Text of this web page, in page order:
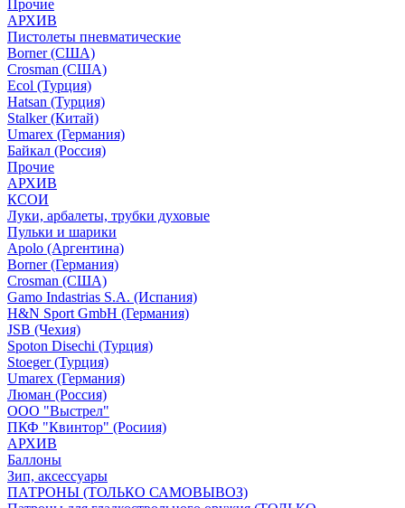
Прочие
АРХИВ
Пистолеты пневматические
Borner (США)
Crosman (США)
Ecol (Турция)
Hatsan (Турция)
Stalker (Китай)
Umarex (Германия)
Байкал (Россия)
Прочие
АРХИВ
КСОИ
Луки, арбалеты, трубки духовые
Пульки и шарики
Apolo (Аргентина)
Borner (Германия)
Crosman (США)
Gamo Indastrias S.A. (Испания)
H&N Sport GmbH (Германия)
JSB (Чехия)
Spoton Disechi (Турция)
Stoeger (Турция)
Umarex (Германия)
Люман (Россия)
ООО "Выстрел"
ПКФ "Квинтор" (Росиия)
АРХИВ
Баллоны
Зип, аксессуары
ПАТРОНЫ (ТОЛЬКО САМОВЫВОЗ)